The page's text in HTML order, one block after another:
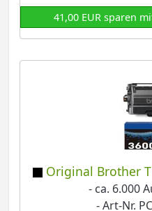
41,00 EUR sparen
Original Brother
- ca. 6.000
- Art-Nr.